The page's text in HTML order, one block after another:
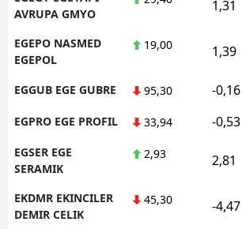
AVRUPA GMYO
1,31
EGEPO NASMED
EGEPOL
19,00 1,39
EGGUB EGE GUBRE 95,30 -0,16
EGPRO EGE PROFIL 33,94 -0,53
EGSER EGE
SERAMIK
2,93 2,81
EKDMR EKINCILER
DEMIR CELIK
45,30 -4,47